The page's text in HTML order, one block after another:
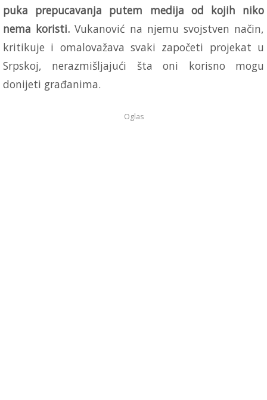
puka prepucavanja putem medija od kojih niko
nema koristi. Vukanović na njemu svojstven način,
kritikuje i omalovažava svaki započeti projekat u
Srpskoj, nerazmišljajući šta oni korisno mogu
donijeti građanima.
Oglas